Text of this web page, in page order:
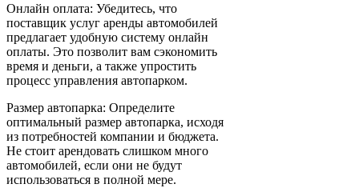
Онлайн оплата: Убедитесь, что
поставщик услуг аренды автомобилей
предлагает удобную систему онлайн
оплаты. Это позволит вам сэкономить
время и деньги, а также упростить
процесс управления автопарком.
Размер автопарка: Определите
оптимальный размер автопарка, исходя
из потребностей компании и бюджета.
Не стоит арендовать слишком много
автомобилей, если они не будут
использоваться в полной мере.